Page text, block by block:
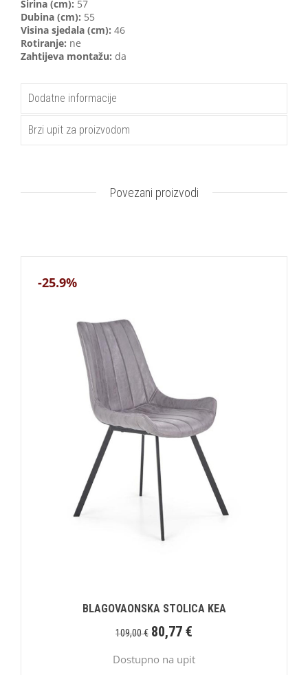
Širina (cm): 57
Dubina (cm): 55
Visina sjedala (cm): 46
Rotiranje: ne
Zahtijeva montažu: da
Dodatne informacije
Brzi upit za proizvodom
Povezani proizvodi
-25.9%
BLAGOVAONSKA STOLICA KEA
109,00€ 80,77 €
Dostupno na upit